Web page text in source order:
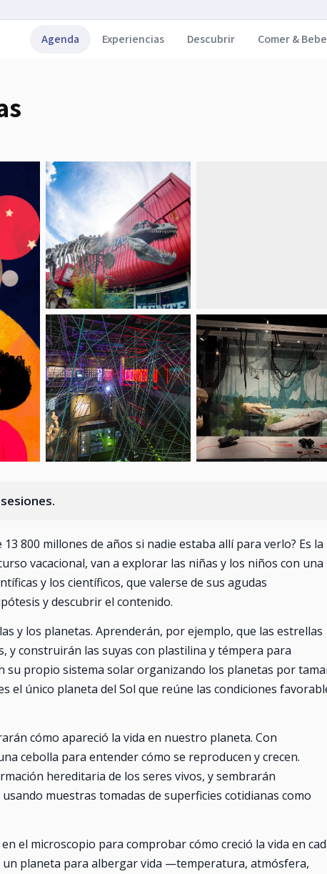
Agenda Experiencias Descubrir Comer &
800 millones de años si nadie estaba allí para verlo? Es la
vacacional, van a explorar las niñas y los niños con una
y los científicos, que valerse de sus agudas
y descubrir el contenido.
y los planetas. Aprenderán, por ejemplo, que las estrellas
y construirán las suyas con plastilina y témpera para
su propio sistema solar organizando los planetas por
el único planeta del Sol que reúne las condiciones
cómo apareció la vida en nuestro planeta. Con
cebolla para entender cómo se reproducen y crecen.
hereditaria de los seres vivos, y sembrarán
muestras tomadas de superficies cotidianas como
el microscopio para comprobar cómo creció la vida en
un planeta para albergar vida —temperatura, atmósfera,